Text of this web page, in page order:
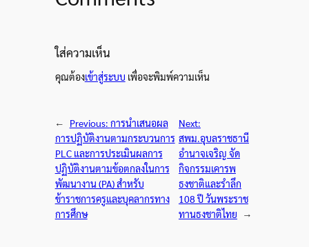
ใส่ความเห็น
คุณต้องเข้าสู่ระบบ เพื่อจะพิมพ์ความเห็น
← Previous: การนำเสนอผล
การปฏิบัติงานตามกระบวนการ
PLC และการประเมินผลการ
ปฏิบัติงานตามข้อตกลงในการ
พัฒนางาน (PA) สำหรับ
ข้าราชการครูและบุคลากรทาง
การศึกษ
Next:
สพม.อุบลราชธานี
อำนาจเจริญ จัด
กิจกรรมเคารพ
ธงชาติและรำลึก
108 ปี วันพระราช
ทานธงชาติไทย
→